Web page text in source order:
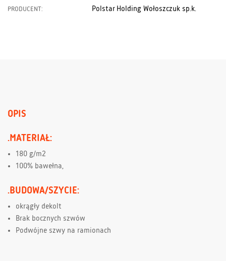
PRODUCENT: Polstar Holding Wołoszczuk sp.k.
OPIS
.MATERIAŁ:
180 g/m2
100% bawełna,
.BUDOWA/SZYCIE:
okrągły dekolt
Brak bocznych szwów
Podwójne szwy na ramionach